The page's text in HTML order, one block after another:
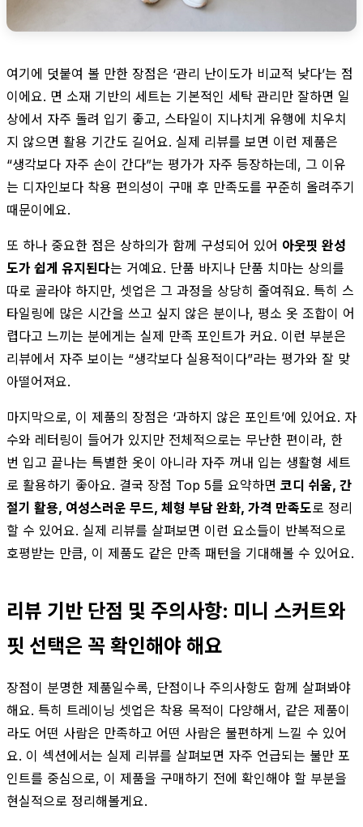
여기에 덧붙여 볼 만한 장점은 ‘관리 난이도가 비교적 낮다’는 점
이에요. 면 소재 기반의 세트는 기본적인 세탁 관리만 잘하면 일
상에서 자주 돌려 입기 좋고, 스타일이 지나치게 유행에 치우치
지 않으면 활용 기간도 길어요. 실제 리뷰를 보면 이런 제품은
“생각보다 자주 손이 간다”는 평가가 자주 등장하는데, 그 이유
는 디자인보다 착용 편의성이 구매 후 만족도를 꾸준히 올려주기
때문이에요.
또 하나 중요한 점은 상하의가 함께 구성되어 있어 아웃핏 완성
도가 쉽게 유지된다는 거예요. 단품 바지나 단품 치마는 상의를
따로 골라야 하지만, 셋업은 그 과정을 상당히 줄여줘요. 특히 스
타일링에 많은 시간을 쓰고 싶지 않은 분이나, 평소 옷 조합이 어
렵다고 느끼는 분에게는 실제 만족 포인트가 커요. 이런 부분은
리뷰에서 자주 보이는 “생각보다 실용적이다”라는 평가와 잘 맞
아떨어져요.
마지막으로, 이 제품의 장점은 ‘과하지 않은 포인트’에 있어요. 자
수와 레터링이 들어가 있지만 전체적으로는 무난한 편이라, 한
번 입고 끝나는 특별한 옷이 아니라 자주 꺼내 입는 생활형 세트
로 활용하기 좋아요. 결국 장점 Top 5를 요약하면 코디 쉬움, 간
절기 활용, 여성스러운 무드, 체형 부담 완화, 가격 만족도로 정리
할 수 있어요. 실제 리뷰를 살펴보면 이런 요소들이 반복적으로
호평받는 만큼, 이 제품도 같은 만족 패턴을 기대해볼 수 있어요.
리뷰 기반 단점 및 주의사항: 미니 스커트와
핏 선택은 꼭 확인해야 해요
장점이 분명한 제품일수록, 단점이나 주의사항도 함께 살펴봐야
해요. 특히 트레이닝 셋업은 착용 목적이 다양해서, 같은 제품이
라도 어떤 사람은 만족하고 어떤 사람은 불편하게 느낄 수 있어
요. 이 섹션에서는 실제 리뷰를 살펴보면 자주 언급되는 불만 포
인트를 중심으로, 이 제품을 구매하기 전에 확인해야 할 부분을
현실적으로 정리해볼게요.